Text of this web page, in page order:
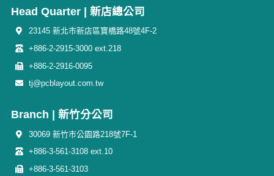
Head Quarter | 新店總公司
23145 新北市新店區寶橋路48號4F-2
+886-2-2915-3000 ext.218
+886-2-2916-0095
tj@pcblayout.com.tw
Branch | 新竹分公司
30069 新竹市公園路218號7F-1
+886-3-561-3108 ext.10
+886-3-561-3103